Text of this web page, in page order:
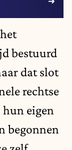
bestuurd
dat slot
rechtse
eigen
begonnen